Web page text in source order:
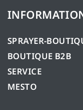
SPRAYER-
BOUTIQUE B2B
SERVICE
MESTO